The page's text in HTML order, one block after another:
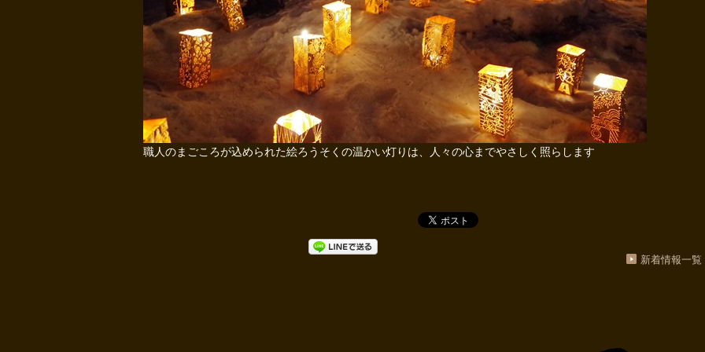
職人のまごころが込められた絵ろうそくの温かい灯りは、人々の心までやさしく照らします
新着情報一覧